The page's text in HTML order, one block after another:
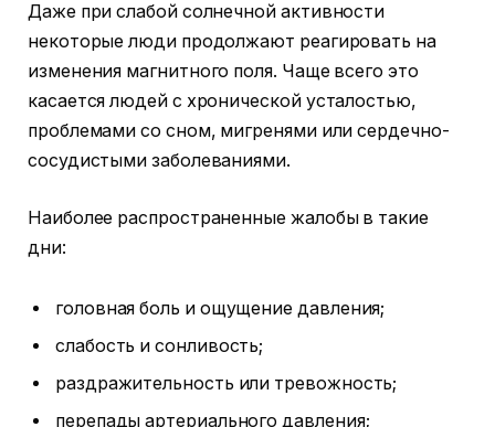
Даже при слабой солнечной активности
некоторые люди продолжают реагировать на
изменения магнитного поля. Чаще всего это
касается людей с хронической усталостью,
проблемами со сном, мигренями или сердечно-
сосудистыми заболеваниями.
Наиболее распространенные жалобы в такие
дни:
головная боль и ощущение давления;
слабость и сонливость;
раздражительность или тревожность;
перепады артериального давления;